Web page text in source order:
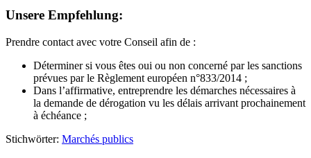
Unsere Empfehlung:
Prendre contact avec votre Conseil afin de :
Déterminer si vous êtes oui ou non concerné par les sanctions
prévues par le Règlement européen n°833/2014 ;
Dans l’affirmative, entreprendre les démarches nécessaires à
la demande de dérogation vu les délais arrivant prochainement
à échéance ;
Stichwörter: Marchés publics